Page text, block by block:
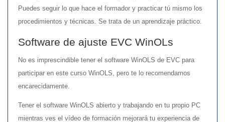
Puedes seguir lo que hace el formador y practicar tú mismo los
procedimientos y técnicas. Se trata de un aprendizaje práctico.
Software de ajuste EVC WinOLs
No es imprescindible tener el software WinOLS de EVC para
participar en este curso WinOLS, pero te lo recomendamos
encarecidamente.
Tener el software WinOLS abierto y trabajando en tu propio PC
mientras ves el vídeo de formación mejorará tu experiencia de